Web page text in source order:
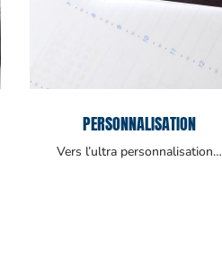
PERSONNALISATION
Vers l’ultra personnalisation…